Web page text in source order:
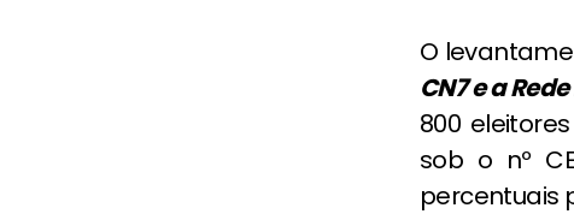
O
CN7 e a
800
sob o nº
percentuais